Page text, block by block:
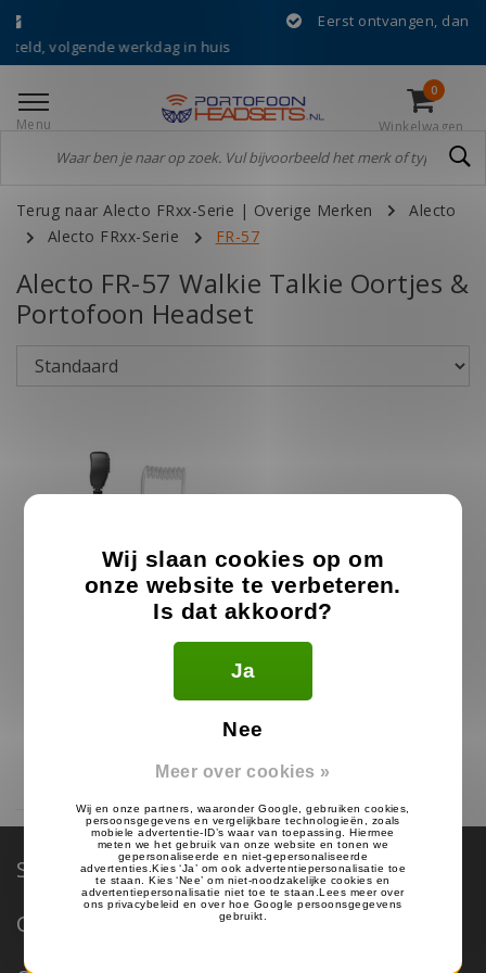
werkdag in huis
Eerst ontvangen, dan achteraf
Menu
0
Winkelwagen
Terug naar Alecto FRxx-Serie | Overige Merken
Alecto
Alecto FRxx-Serie
FR-57
Alecto FR-57 Walkie Talkie Oortjes &
Portofoon Headset
Op voorraad
Service & Support
Categorieën
Wij slaan cookies op om
onze website te verbeteren.
Is dat akkoord?
Ja
Nee
Meer over cookies »